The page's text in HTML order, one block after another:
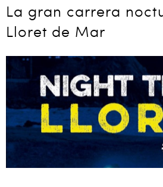
La gran carrera
Lloret de Mar